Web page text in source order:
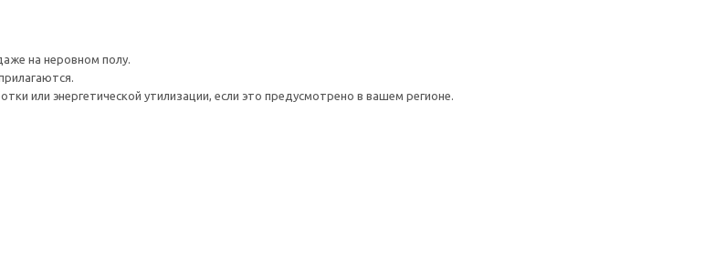
на неровном полу.
или энергетической утилизации, если это предусмотрено в вашем регионе.